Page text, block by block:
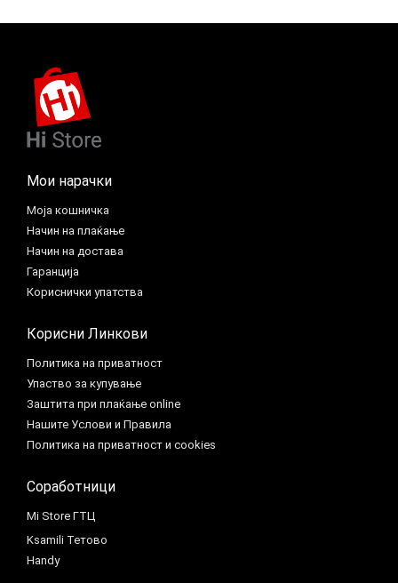
Мои нарачки
Моја кошничка
Начин на плаќање
Начин на достава
Гаранција
Кориснички упатства
Корисни Линкови
Политика на приватност
Упаство за купување
Заштита при плаќање online
Нашите Услови и Правила
Политика на приватност и cookies
Соработници
Mi Store ГТЦ
Ksamili Тетово
Handy